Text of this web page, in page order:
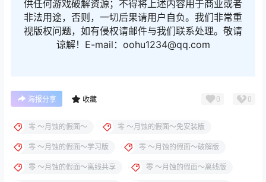
供任何游戏破解资源；不得将上述内容用于商业或者
非法用途，否则，一切后果请用户自负。我们非常重
视版权问题，如有侵权请邮件与我们联系处理。敬请
谅解！E-mail：oohu1234@qq.com
海报分享 收藏 0 0
零 ～月蚀的假面～ 零 ～月蚀的假面～免安装版
零 ～月蚀的假面～学习版 零 ～月蚀的假面～破解版
零 ～月蚀的假面～离线共享 零 ～月蚀的假面～离线版